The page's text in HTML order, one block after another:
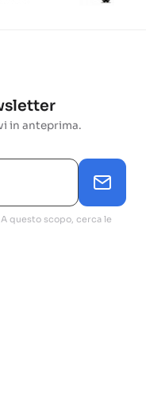
in anteprima.
questo scopo, cerca le